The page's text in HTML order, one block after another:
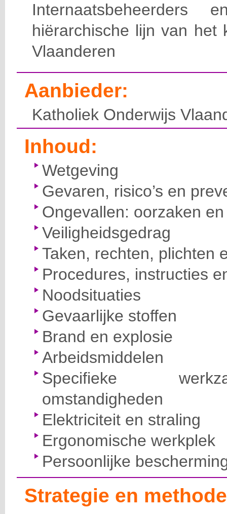
hiërarchische lijn van het
Vlaanderen
Aanbieder:
Katholiek Onderwijs
Inhoud:
Wetgeving
Gevaren, risico’s en
Ongevallen: oorzaken
Veiligheidsgedrag
Taken, rechten, plichten
Procedures, instructies
Noodsituaties
Gevaarlijke stoffen
Brand en explosie
Arbeidsmiddelen
Specifieke
omstandigheden
Elektriciteit en straling
Ergonomische werkplek
Persoonlijke
Strategie en